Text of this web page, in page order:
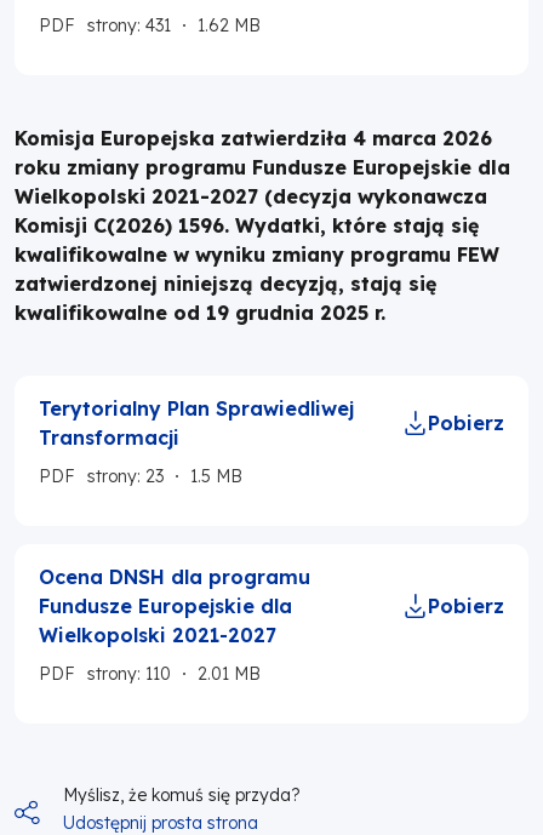
PDF strony: 431 1.62 MB
Komisja Europejska zatwierdziła 4 marca 2026
roku zmiany programu Fundusze Europejskie dla
Wielkopolski 2021-2027 (decyzja wykonawcza
Komisji C(2026) 1596. Wydatki, które stają się
kwalifikowalne w wyniku zmiany programu FEW
zatwierdzonej niniejszą decyzją, stają się
kwalifikowalne od 19 grudnia 2025 r.
Terytorialny Plan Sprawiedliwej
Transformacji
Pobierz
PDF strony: 23 1.5 MB
Ocena DNSH dla programu
Fundusze Europejskie dla
Wielkopolski 2021-2027
Pobierz
PDF strony: 110 2.01 MB
Myślisz, że komuś się przyda?
Udostępnij prosta strona